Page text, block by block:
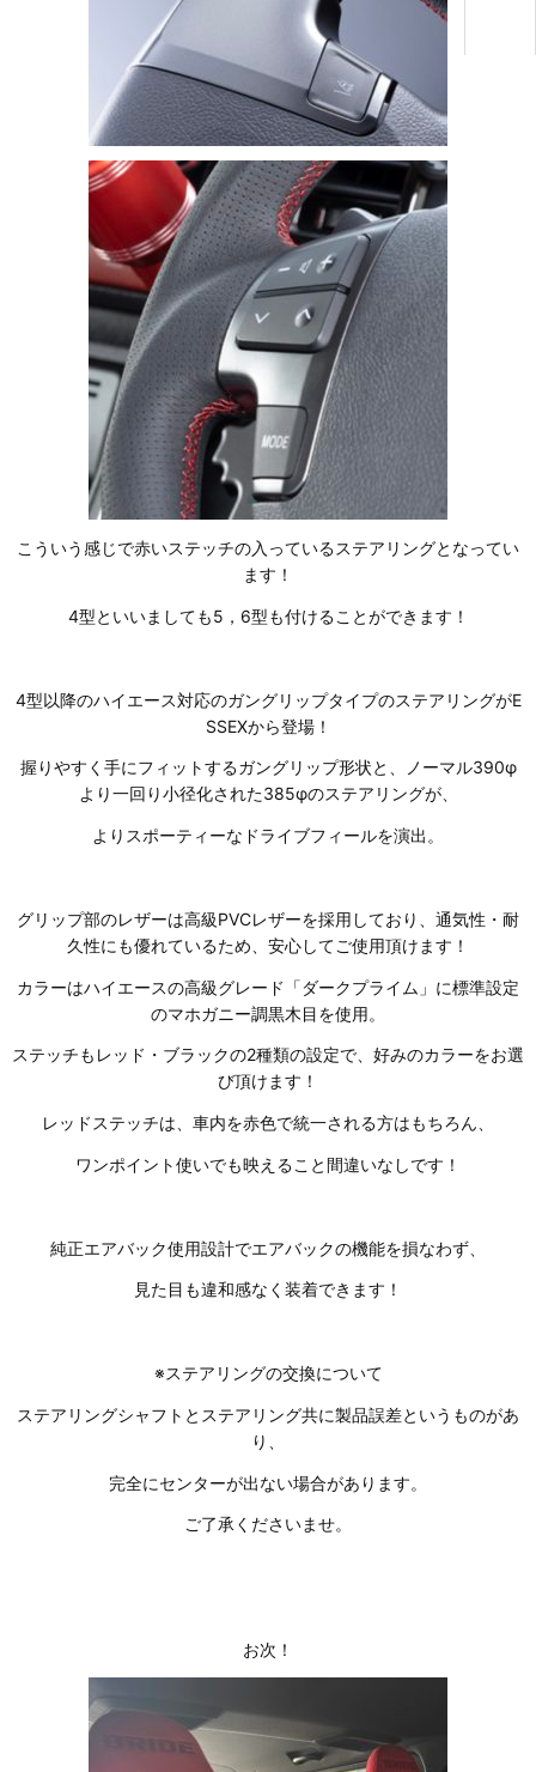
こういう感じで赤いステッチの入っているステアリングとなってい
ます！
4型といいましても5，6型も付けることができます！
4型以降のハイエース対応のガングリップタイプのステアリングがE
SSEXから登場！
握りやすく手にフィットするガングリップ形状と、ノーマル390φ
より一回り小径化された385φのステアリングが、
よりスポーティーなドライブフィールを演出。
グリップ部のレザーは高級PVCレザーを採用しており、通気性・耐
久性にも優れているため、安心してご使用頂けます！
カラーはハイエースの高級グレード「ダークプライム」に標準設定
のマホガニー調黒木目を使用。
ステッチもレッド・ブラックの2種類の設定で、好みのカラーをお選
び頂けます！
レッドステッチは、車内を赤色で統一される方はもちろん、
ワンポイント使いでも映えること間違いなしです！
純正エアバック使用設計でエアバックの機能を損なわず、
見た目も違和感なく装着できます！
※ステアリングの交換について
ステアリングシャフトとステアリング共に製品誤差というものがあ
り、
完全にセンターが出ない場合があります。
ご了承くださいませ。
お次！